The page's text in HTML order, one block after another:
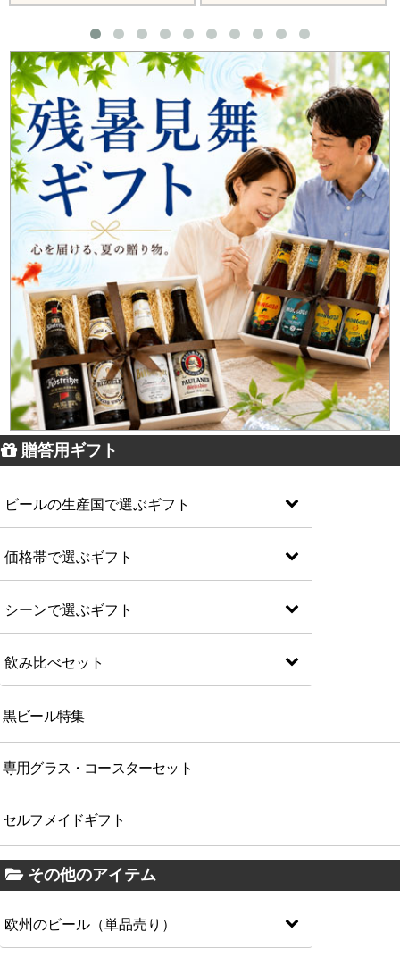
贈答用ギフト
ビールの生産国で選ぶギフト
価格帯で選ぶギフト
シーンで選ぶギフト
飲み比べセット
黒ビール特集
専用グラス・コースターセット
セルフメイドギフト
その他のアイテム
欧州のビール（単品売り）